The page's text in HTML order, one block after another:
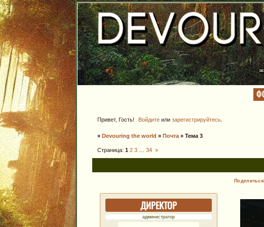
Привет, Гость! Войдите или зарегистрируйтесь
» Devouring the world » Почта » Тема 3
Страница: 1 2 3 34 »
Поделиться
ДИРЕКТОР
администратор